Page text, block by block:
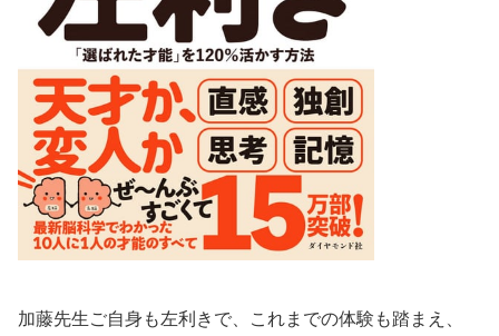
加藤先生ご自身も左利きで、これまでの体験も踏まえ、